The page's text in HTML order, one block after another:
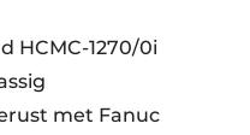
HCMC-1270/0i
met Fanuc